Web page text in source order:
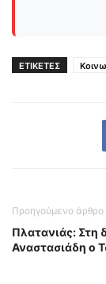
ΕΤΙΚΕΤΕΣ
Προηγούμενο άρθρο
Πλατανιάς: Στη
Αναστασιάδη ο